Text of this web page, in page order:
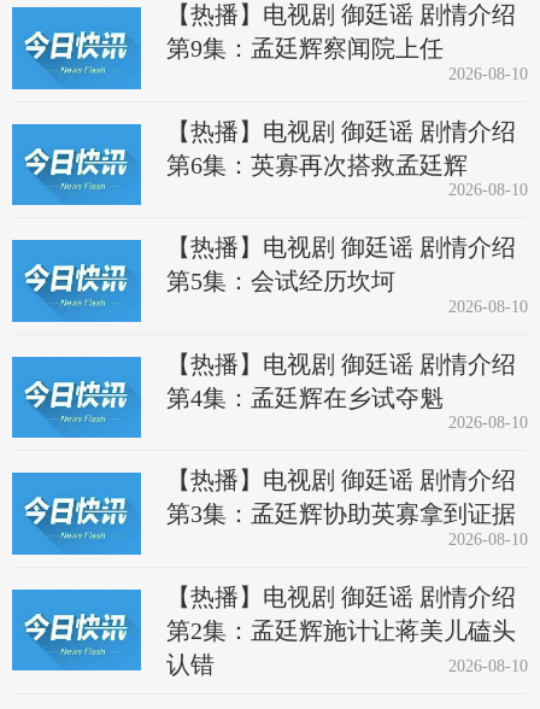
【热播】电视剧 御廷谣 剧情介绍
第9集：孟廷辉察闻院上任
2026-08-10
【热播】电视剧 御廷谣 剧情介绍
第6集：英寡再次搭救孟廷辉
2026-08-10
【热播】电视剧 御廷谣 剧情介绍
第5集：会试经历坎坷
2026-08-10
【热播】电视剧 御廷谣 剧情介绍
第4集：孟廷辉在乡试夺魁
2026-08-10
【热播】电视剧 御廷谣 剧情介绍
第3集：孟廷辉协助英寡拿到证据
2026-08-10
【热播】电视剧 御廷谣 剧情介绍
第2集：孟廷辉施计让蒋美儿磕头
认错
2026-08-10